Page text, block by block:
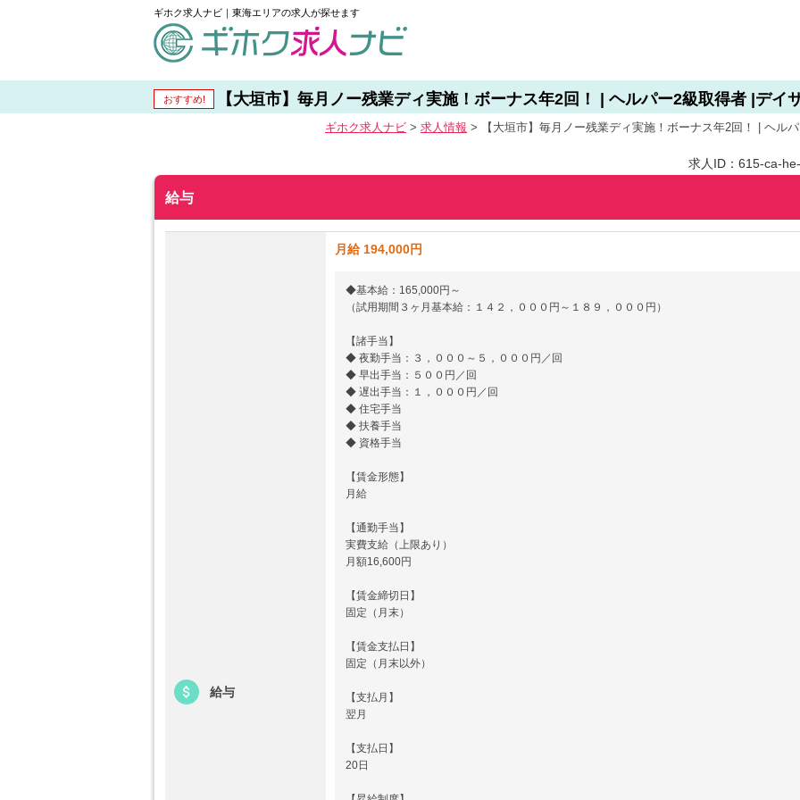
ギホク求人ナビ｜東海エリアの求人が探せます
おすすめ! 【大垣市】毎月ノー残業ディ実施！ボーナス年2回！ | ヘルパー2級取得者 |デイ
ギホク求⼈ナビ > 求人情報 > 【大垣市】毎月ノー残業ディ実施！ボーナス年2回！ | ヘル
求人ID：615-ca-
給与
給与
月給 194,000円
◆基本給：165,000円～
（試用期間３ヶ月基本給：１４２，０００円～１８９，０００円）
【諸手当】
◆ 夜勤手当：３，０００～５，０００円／回
◆ 早出手当：５００円／回
◆ 遅出手当：１，０００円／回
◆ 住宅手当
◆ 扶養手当
◆ 資格手当
【賃金形態】
月給
【通勤手当】
実費支給（上限あり）
月額16,600円
【賃金締切日】
固定（月末）
【賃金支払日】
固定（月末以外）
【支払月】
翌月
【支払日】
20日